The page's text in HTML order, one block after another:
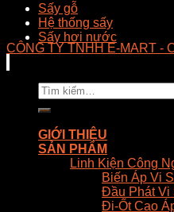
Sấy gỗ
Hệ thống sấy
Sấy hơi nước
CÔNG TY TNHH E-MART -
Tìm
kiếm:
GIỚI THIỆU
SẢN PHẨM
Linh Kiện Công
Biến Áp Vi
Đầu Phát Vi
Đi-Ốt Cao